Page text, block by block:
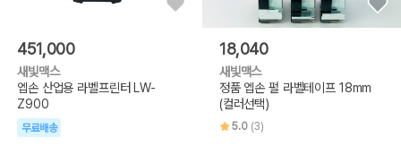
451,000
새빛맥스
엡손 산업용 라벨프린터 LW-
Z900
무료배송
18,040
새빛맥스
정품 엡손 펄 라벨테이프 18mm
(컬러선택)
5.0 (3)